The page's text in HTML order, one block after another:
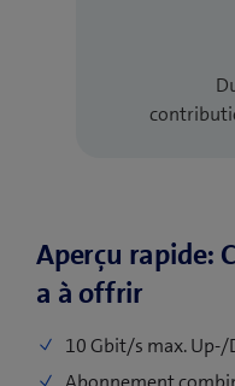
Aperçu rapide:
a à offrir
10 Gbit/s max.